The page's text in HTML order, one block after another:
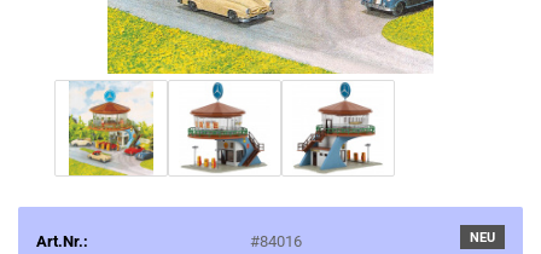
NEU
Art.Nr.:
#84016